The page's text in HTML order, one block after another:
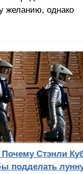
желанию, однако
Кубрик
лунную